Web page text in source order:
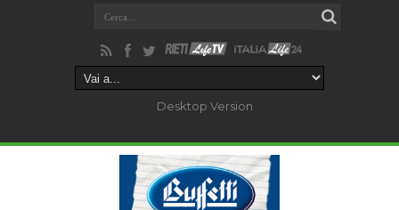
Desktop Version